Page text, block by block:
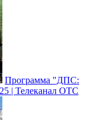
Программа "ДПС:
| Телеканал ОТС